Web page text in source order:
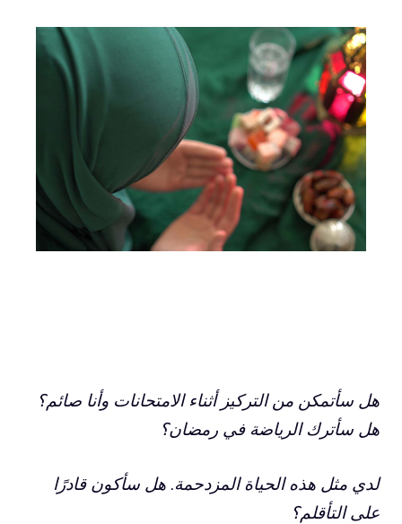
هل سأتمكن من التركيز أثناء الامتحانات وأنا صائم؟
هل سأترك الرياضة في رمضان؟
لدي مثل هذه الحياة المزدحمة. هل سأكون قادرًا
على التأقلم؟